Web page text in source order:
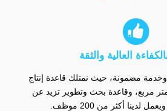

العالية والثقة
وخدمة مضمونة، حيث نمتلك قاعدة إنتاج
تبلغ 16000 متر مربع، وقاعدة بحث وتطوير تزيد عن